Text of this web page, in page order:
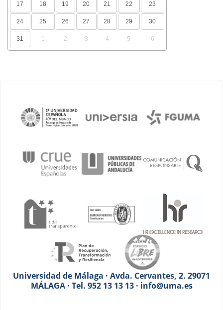
17 18 19 20 21 22 23
24 25 26 27 28 29 30
31 1 2 3 4 5 6
Universidad de Málaga · Avda. Cervantes, 2. 29071
MÁLAGA · Tel. 952 13 13 13 · info@uma.es